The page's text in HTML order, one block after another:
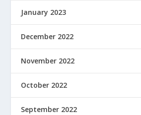
January 2023
December 2022
November 2022
October 2022
September 2022